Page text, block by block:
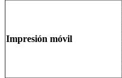
Impresión móvil